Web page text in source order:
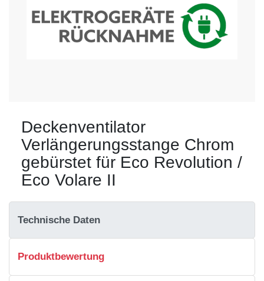
Deckenventilator
Verlängerungsstange Chrom
gebürstet für Eco Revolution /
Eco Volare II
Technische Daten
Produktbewertung